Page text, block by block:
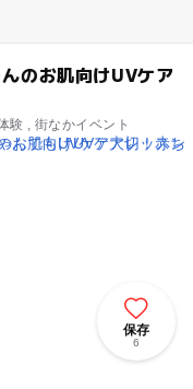
のお肌向けUVケア
験 , 街なかイベント
保存
6